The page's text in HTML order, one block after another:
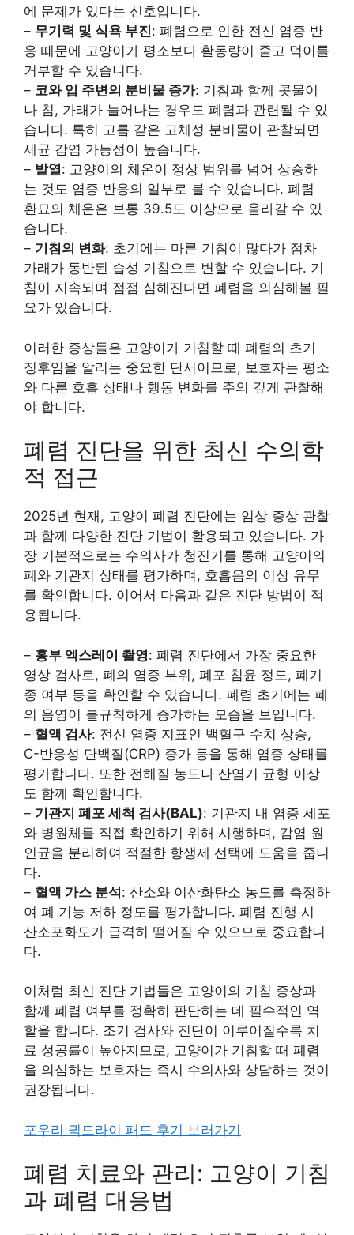
에 문제가 있다는 신호입니다.
– 무기력 및 식욕 부진: 폐렴으로 인한 전신 염증 반
응 때문에 고양이가 평소보다 활동량이 줄고 먹이를
거부할 수 있습니다.
– 코와 입 주변의 분비물 증가: 기침과 함께 콧물이
나 침, 가래가 늘어나는 경우도 폐렴과 관련될 수 있
습니다. 특히 고름 같은 고체성 분비물이 관찰되면
세균 감염 가능성이 높습니다.
– 발열: 고양이의 체온이 정상 범위를 넘어 상승하
는 것도 염증 반응의 일부로 볼 수 있습니다. 폐렴
환묘의 체온은 보통 39.5도 이상으로 올라갈 수 있
습니다.
– 기침의 변화: 초기에는 마른 기침이 많다가 점차
가래가 동반된 습성 기침으로 변할 수 있습니다. 기
침이 지속되며 점점 심해진다면 폐렴을 의심해볼 필
요가 있습니다.
이러한 증상들은 고양이가 기침할 때 폐렴의 초기
징후임을 알리는 중요한 단서이므로, 보호자는 평소
와 다른 호흡 상태나 행동 변화를 주의 깊게 관찰해
야 합니다.
폐렴 진단을 위한 최신 수의학
적 접근
2025년 현재, 고양이 폐렴 진단에는 임상 증상 관찰
과 함께 다양한 진단 기법이 활용되고 있습니다. 가
장 기본적으로는 수의사가 청진기를 통해 고양이의
폐와 기관지 상태를 평가하며, 호흡음의 이상 유무
를 확인합니다. 이어서 다음과 같은 진단 방법이 적
용됩니다.
– 흉부 엑스레이 촬영: 폐렴 진단에서 가장 중요한
영상 검사로, 폐의 염증 부위, 폐포 침윤 정도, 폐기
종 여부 등을 확인할 수 있습니다. 폐렴 초기에는 폐
의 음영이 불규칙하게 증가하는 모습을 보입니다.
– 혈액 검사: 전신 염증 지표인 백혈구 수치 상승,
C-반응성 단백질(CRP) 증가 등을 통해 염증 상태를
평가합니다. 또한 전해질 농도나 산염기 균형 이상
도 함께 확인합니다.
– 기관지 폐포 세척 검사(BAL): 기관지 내 염증 세포
와 병원체를 직접 확인하기 위해 시행하며, 감염 원
인균을 분리하여 적절한 항생제 선택에 도움을 줍니
다.
– 혈액 가스 분석: 산소와 이산화탄소 농도를 측정하
여 폐 기능 저하 정도를 평가합니다. 폐렴 진행 시
산소포화도가 급격히 떨어질 수 있으므로 중요합니
다.
이처럼 최신 진단 기법들은 고양이의 기침 증상과
함께 폐렴 여부를 정확히 판단하는 데 필수적인 역
할을 합니다. 조기 검사와 진단이 이루어질수록 치
료 성공률이 높아지므로, 고양이가 기침할 때 폐렴
을 의심하는 보호자는 즉시 수의사와 상담하는 것이
권장됩니다.
포우리 퀵드라이 패드 후기 보러가기
폐렴 치료와 관리: 고양이 기침
과 폐렴 대응법